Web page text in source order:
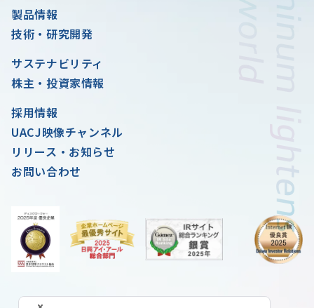
製品情報
技術・研究開発
サステナビリティ
株主・投資家情報
採用情報
UACJ映像チャンネル
リリース・お知らせ
お問い合わせ